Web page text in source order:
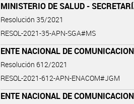
MINISTERIO DE SALUD -
Resolución 35/2021
RESOL-2021-35-APN-SGA#MS
ENTE NACIONAL DE
Resolución 612/2021
RESOL-2021-612-APN-ENACOM#JGM
ENTE NACIONAL DE